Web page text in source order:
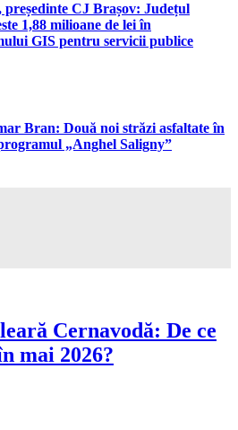
președinte CJ Brașov: Județul
1,88 milioane de lei în
GIS pentru servicii publice
Bran: Două noi străzi asfaltate în
„Anghel Saligny”
Cernavodă: De ce
mai 2026?